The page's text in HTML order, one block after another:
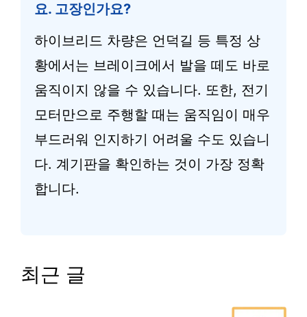
요. 고장인가요?
하이브리드 차량은 언덕길 등 특정 상
황에서는 브레이크에서 발을 떼도 바로
움직이지 않을 수 있습니다. 또한, 전기
모터만으로 주행할 때는 움직임이 매우
부드러워 인지하기 어려울 수도 있습니
다. 계기판을 확인하는 것이 가장 정확
합니다.
최근 글